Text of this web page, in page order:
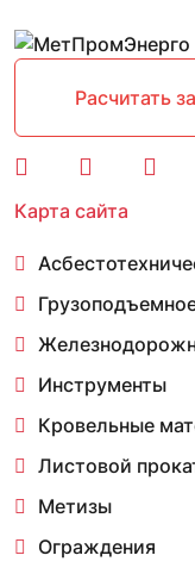
Расчитать
Карта сайта
Инструменты
Кровельные
Листовой
Метизы
Ограждения